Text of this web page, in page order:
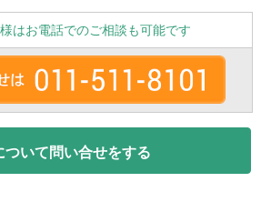
はお電話でのご相談も可能です
ついて問い合せをする